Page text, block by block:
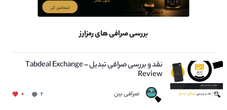
بررسی صرافی های رمزارز
نقد و بررسی صرافی تبدیل – Tabdeal Exchange
Review
صرافی بین ۲ ۰